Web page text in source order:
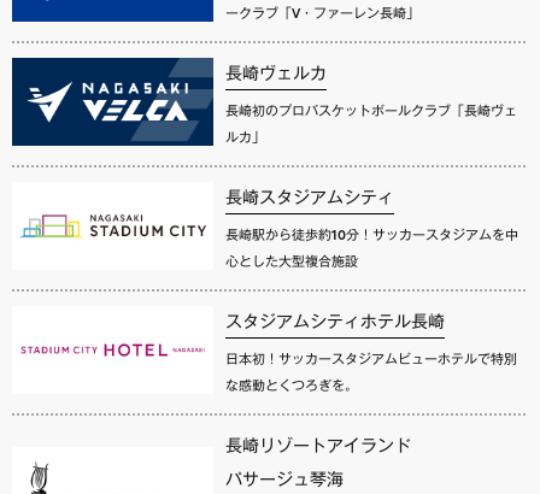
ークラブ「V・ファーレン長崎」
長崎ヴェルカ
長崎初のプロバスケットボールクラブ「長崎ヴェ
ルカ」
長崎スタジアムシティ
長崎駅から徒歩約10分！サッカースタジアムを中
心とした大型複合施設
スタジアムシティホテル長崎
日本初！サッカースタジアムビューホテルで特別
な感動とくつろぎを。
長崎リゾートアイランド
パサージュ琴海